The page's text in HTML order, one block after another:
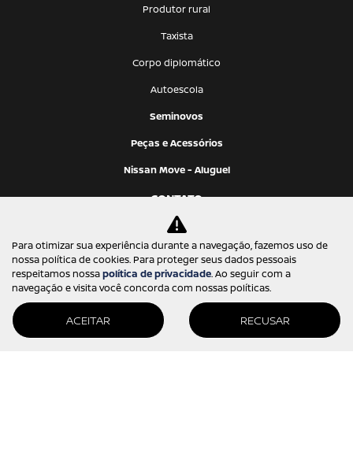
Produtor rural
Taxista
Corpo diplomático
Autoescola
Seminovos
Peças e Acessórios
Nissan Move - Aluguel
CONTATO
Quem somos
Fale conosco
Trabalhe conosco
Política de privacidade
Para otimizar sua experiência durante a navegação, fazemos uso de
nossa política de cookies. Para proteger seus dados pessoais
respeitamos nossapolítica de privacidade. Ao seguir com a
navegação e visita você concorda com nossas políticas.
ACEITAR RECUSAR